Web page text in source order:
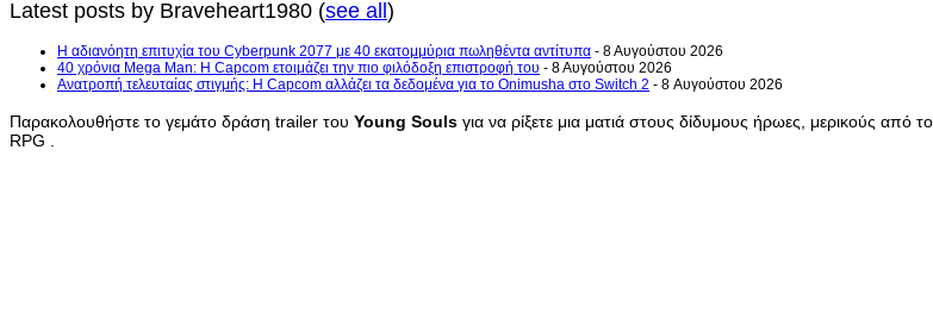
Latest posts by Braveheart1980 (see all)
H αδιανόητη επιτυχία του Cyberpunk 2077 με 40 εκατομμύρια πωληθέντα αντίτυπα - 8 Αυγούστου 2026
40 χρόνια Mega Man: Η Capcom ετοιμάζει την πιο φιλόδοξη επιστροφή του - 8 Αυγούστου 2026
Ανατροπή τελευταίας στιγμής: Η Capcom αλλάζει τα δεδομένα για το Onimusha στο Switch 2 - 8 Αυγούστου 2026
Παρακολουθήστε το γεμάτο δράση trailer του Young Souls για να ρίξετε μια ματιά στους δίδυμους ήρωες, μερικούς
RPG .